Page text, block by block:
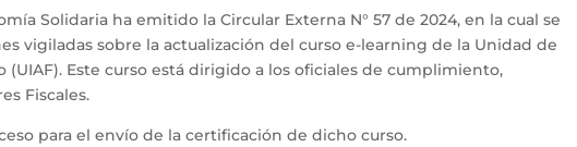
Solidaria ha emitido la Circular Externa N° 57 de 2024, en la cual se
vigiladas sobre la actualización del curso e-learning de la Unidad de
(UIAF). Este curso está dirigido a los oficiales de cumplimiento,
Fiscales.
para el envío de la certificación de dicho curso.